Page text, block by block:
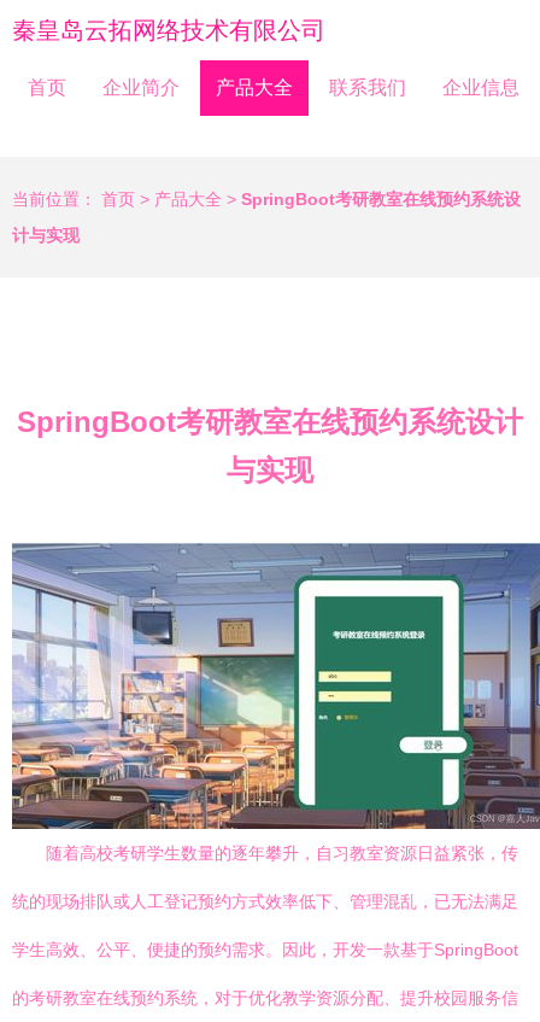
秦皇岛云拓网络技术有限公司
首页 企业简介 产品大全 联系我们 企业信息
当前位置： 首页 > 产品大全 > SpringBoot考研教室在线预约系统设
计与实现
SpringBoot考研教室在线预约系统设计
与实现
随着高校考研学生数量的逐年攀升，自习教室资源日益紧张，传
统的现场排队或人工登记预约方式效率低下、管理混乱，已无法满足
学生高效、公平、便捷的预约需求。因此，开发一款基于SpringBoot
的考研教室在线预约系统，对于优化教学资源分配、提升校园服务信